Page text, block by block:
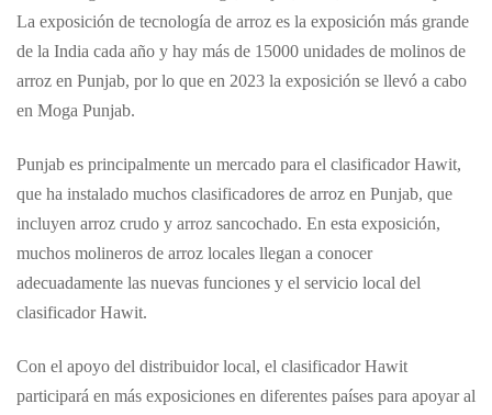
La exposición de tecnología de arroz es la exposición más grande
de la India cada año y hay más de 15000 unidades de molinos de
arroz en Punjab, por lo que en 2023 la exposición se llevó a cabo
en Moga Punjab.
Punjab es principalmente un mercado para el clasificador Hawit,
que ha instalado muchos clasificadores de arroz en Punjab, que
incluyen arroz crudo y arroz sancochado. En esta exposición,
muchos molineros de arroz locales llegan a conocer
adecuadamente las nuevas funciones y el servicio local del
clasificador Hawit.
Con el apoyo del distribuidor local, el clasificador Hawit
participará en más exposiciones en diferentes países para apoyar al